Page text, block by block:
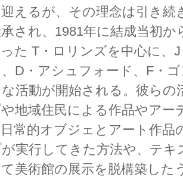
えるが、その理念は引き続
され、1981年に結成当初か
た T・ロリンズを中心に、
D・アシュフォード、F・
活動が開始される。彼らの
地域住民による作品やアー
常的オブジェとアート作品
実行してきた方法や、テキ
美術館の展示を脱構築した